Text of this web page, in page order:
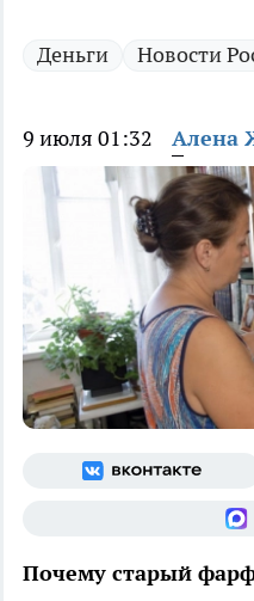
Деньги Новости
9 июля 01:32 Алена
Почему старый